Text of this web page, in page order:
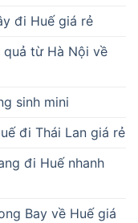
đi Huế giá rẻ
từ Hà Nội về
sinh mini
đi Thái Lan giá rẻ
đi Huế nhanh
Bay về Huế giá